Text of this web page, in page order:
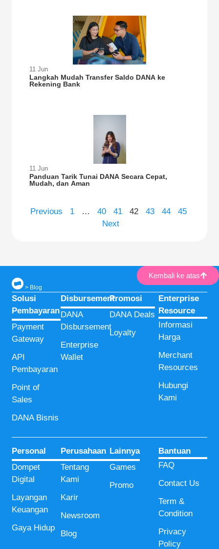
11 Jun
Langkah Mudah Transfer Saldo DANA ke
Rekening Bank
11 Jun
Panduan Tarik Tunai DANA Secara Cepat,
Mudah, dan Aman
Previous 1 … 40 41 42 43 44
45
Next
Kembali ke atas
> Blog
Solusi
Pembayaran
Payment
Gateway
API
Pembayaran
Point of
Sales
DANA Bisnis
Disbursement
DANA
Disbursement
Enterprise
Wallet
Promosi
DANA Deals
Loyalty
Enterprise
Resource
Informasi
Harga
Merchant
Resources
Hubungi
Kami
Personal
Dompet
Digital
Layangan
Keuangan
Gaya Hidup
Perusahaan
Tentang
Kami
Karir
Newsroom
Blog
Lainnya
Games
Promo
Bantuan
FAQ
Contact Us
Term &
Condition
Privacy
Policy